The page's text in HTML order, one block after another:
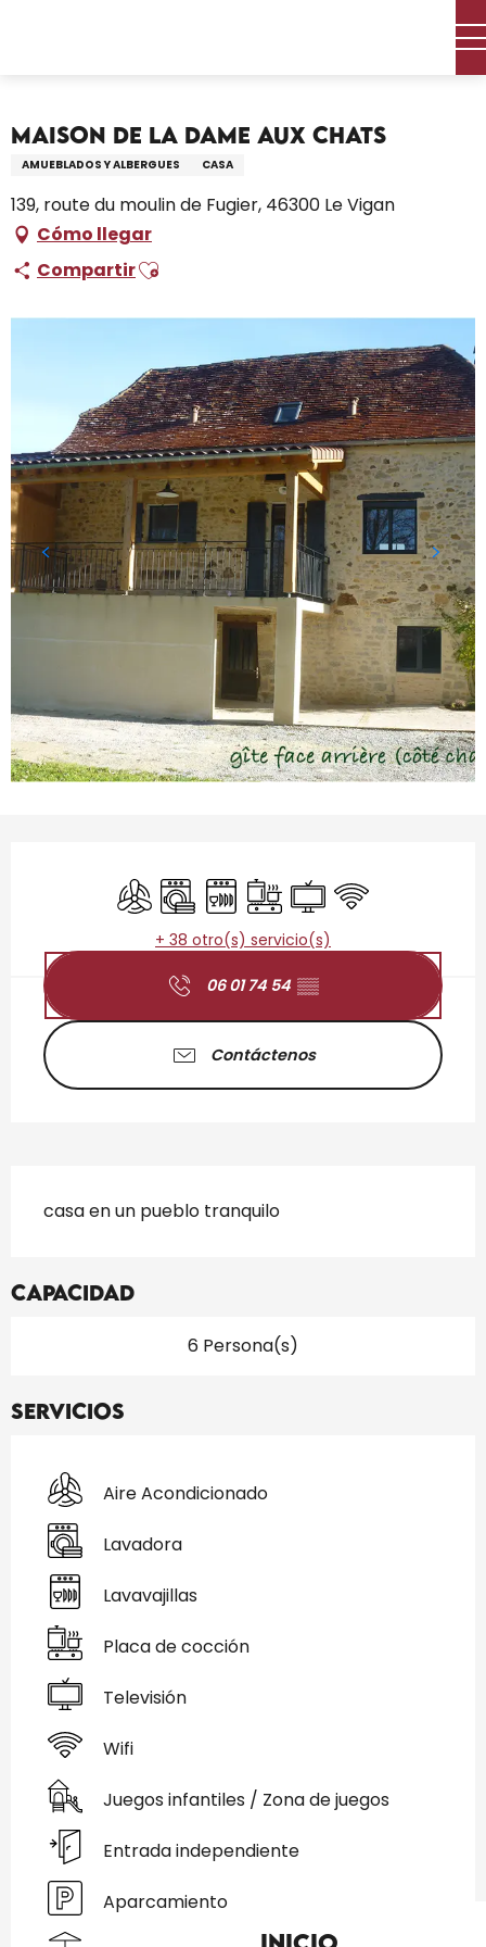
Maison de la dame aux chats
AMUEBLADOS Y ALBERGUES CASA
139, route du moulin de Fugier, 46300 Le Vigan
Cómo llegar
CompartirAjouter aux favoris
Aire Acondicionado
LavadoraLavavajillas
Placa de cocción
Televisión
Wifi
+ 38 otro(s) servicio(s)
06 01 74 54 ▒▒
Contáctenos
casa en un pueblo tranquilo
Capacidad
6 Persona(s)
Servicios
Aire Acondicionado
Lavadora
Lavavajillas
Placa de cocción
Televisión
Wifi
Juegos infantiles / Zona de juegos
Entrada independiente
Aparcamiento